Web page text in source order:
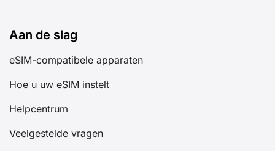
Aan de slag
eSIM-compatibele apparaten
Hoe u uw eSIM instelt
Helpcentrum
Veelgestelde vragen